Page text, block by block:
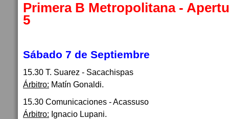
Primera B Metropolitana -
5
Sábado 7 de Septiembre
15.30 T. Suarez - Sacachispas
Árbitro: Matín Gonaldi.
15.30 Comunicaciones - Acassuso
Árbitro: Ignacio Lupani.